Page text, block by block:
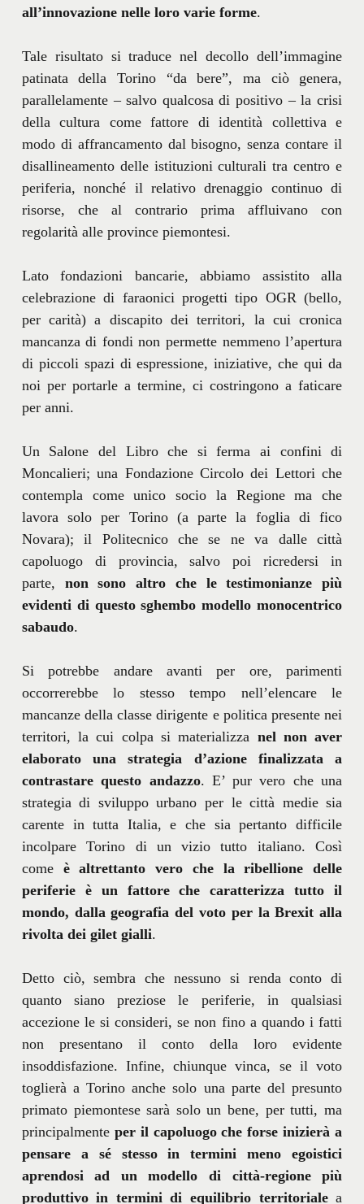
all’innovazione nelle loro varie forme.
Tale risultato si traduce nel decollo dell’immagine
patinata della Torino “da bere”, ma ciò genera,
parallelamente – salvo qualcosa di positivo – la crisi
della cultura come fattore di identità collettiva e
modo di affrancamento dal bisogno, senza contare il
disallineamento delle istituzioni culturali tra centro e
periferia, nonché il relativo drenaggio continuo di
risorse, che al contrario prima affluivano con
regolarità alle province piemontesi.
Lato fondazioni bancarie, abbiamo assistito alla
celebrazione di faraonici progetti tipo OGR (bello,
per carità) a discapito dei territori, la cui cronica
mancanza di fondi non permette nemmeno l’apertura
di piccoli spazi di espressione, iniziative, che qui da
noi per portarle a termine, ci costringono a faticare
per anni.
Un Salone del Libro che si ferma ai confini di
Moncalieri; una Fondazione Circolo dei Lettori che
contempla come unico socio la Regione ma che
lavora solo per Torino (a parte la foglia di fico
Novara); il Politecnico che se ne va dalle città
capoluogo di provincia, salvo poi ricredersi in
parte, non sono altro che le testimonianze più
evidenti di questo sghembo modello monocentrico
sabaudo.
Si potrebbe andare avanti per ore, parimenti
occorrerebbe lo stesso tempo nell’elencare le
mancanze della classe dirigente e politica presente nei
territori, la cui colpa si materializza nel non aver
elaborato una strategia d’azione finalizzata a
contrastare questo andazzo. E’ pur vero che una
strategia di sviluppo urbano per le città medie sia
carente in tutta Italia, e che sia pertanto difficile
incolpare Torino di un vizio tutto italiano. Così
come è altrettanto vero che la ribellione delle
periferie è un fattore che caratterizza tutto il
mondo, dalla geografia del voto per la Brexit alla
rivolta dei gilet gialli.
Detto ciò, sembra che nessuno si renda conto di
quanto siano preziose le periferie, in qualsiasi
accezione le si consideri, se non fino a quando i fatti
non presentano il conto della loro evidente
insoddisfazione. Infine, chiunque vinca, se il voto
toglierà a Torino anche solo una parte del presunto
primato piemontese sarà solo un bene, per tutti, ma
principalmente per il capoluogo che forse inizierà a
pensare a sé stesso in termini meno egoistici
aprendosi ad un modello di città-regione più
produttivo in termini di equilibrio territorialea